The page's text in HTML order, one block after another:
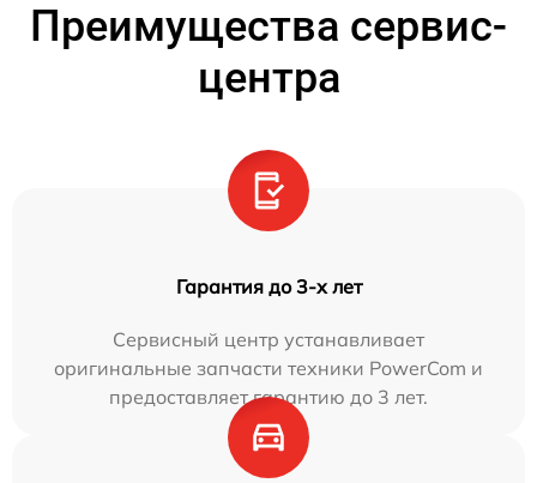
Преимущества сервис-
центра
Гарантия до 3-х лет
Сервисный центр устанавливает
оригинальные запчасти техники PowerCom и
предоставляет гарантию до 3 лет.